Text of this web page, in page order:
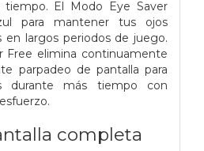
El Modo Eye Saver
para mantener tus ojos
en largos periodos de juego.
Free elimina continuamente
parpadeo de pantalla para
durante más tiempo con
completa